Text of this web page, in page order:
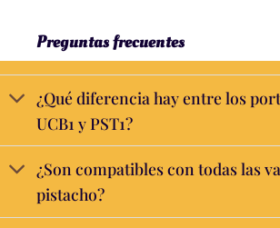
Preguntas frecuentes
¿Qué diferencia hay entre los
UCB1 y PST1?
¿Son compatibles con todas las
pistacho?